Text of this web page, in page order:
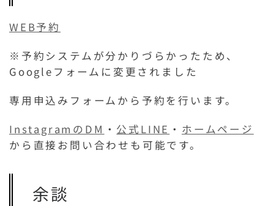
WEB予約
※予約システムが分かりづらかったため、
Googleフォームに変更されました
専用申込みフォームから予約を行います。
InstagramのDM ・ 公式LINE ・ ホームページ
から直接お問い合わせも可能です。
余談